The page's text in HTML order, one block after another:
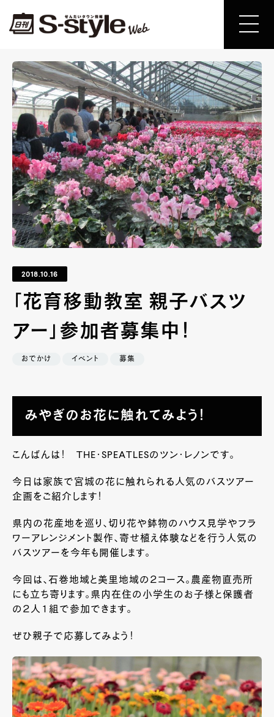
2018.10.16
「花育移動教室 親子バスツ
アー」参加者募集中！
おでかけ イベント 募集
みやぎのお花に触れてみよう！
こんばんは！ THE・SPEATLESのツン・レノンです。
今日は家族で宮城の花に触れられる人気のバスツアー
企画をご紹介します！
県内の花産地を巡り、切り花や鉢物のハウス見学やフラ
ワーアレンジメント製作、寄せ植え体験などを行う人気の
バスツアーを今年も開催します。
今回は、石巻地域と美里地域の２コース。農産物直売所
にも立ち寄ります。県内在住の小学生のお子様と保護者
の２人１組で参加できます。
ぜひ親子で応募してみよう！